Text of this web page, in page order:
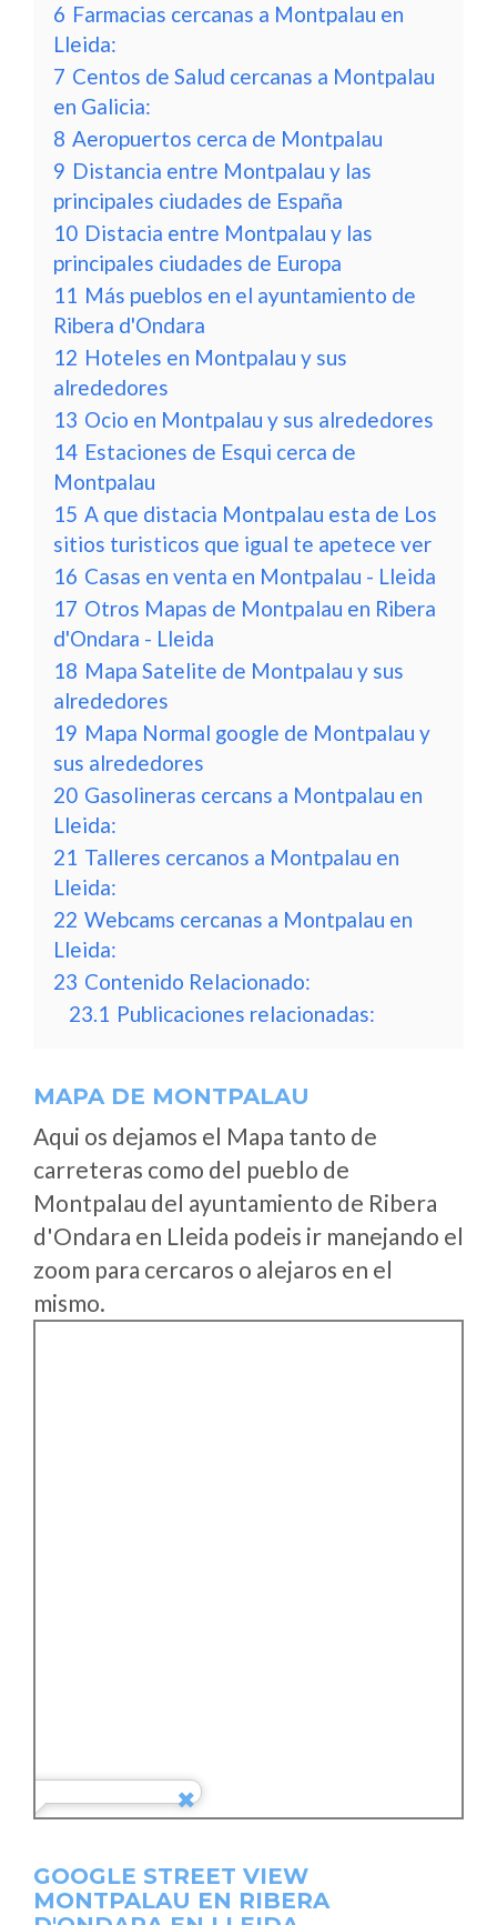
6 Farmacias cercanas a Montpalau en
Lleida:
7 Centos de Salud cercanas a Montpalau
en Galicia:
8 Aeropuertos cerca de Montpalau
9 Distancia entre Montpalau y las
principales ciudades de España
10 Distacia entre Montpalau y las
principales ciudades de Europa
11 Más pueblos en el ayuntamiento de
Ribera d'Ondara
12 Hoteles en Montpalau y sus
alrededores
13 Ocio en Montpalau y sus alrededores
14 Estaciones de Esqui cerca de
Montpalau
15 A que distacia Montpalau esta de Los
sitios turisticos que igual te apetece ver
16 Casas en venta en Montpalau - Lleida
17 Otros Mapas de Montpalau en Ribera
d'Ondara - Lleida
18 Mapa Satelite de Montpalau y sus
alrededores
19 Mapa Normal google de Montpalau y
sus alrededores
20 Gasolineras cercans a Montpalau en
Lleida:
21 Talleres cercanos a Montpalau en
Lleida:
22 Webcams cercanas a Montpalau en
Lleida:
23 Contenido Relacionado:
23.1 Publicaciones relacionadas:
MAPA DE MONTPALAU
Aqui os dejamos el Mapa tanto de
carreteras como del pueblo de
Montpalau del ayuntamiento de Ribera
d'Ondara en Lleida podeis ir manejando el
zoom para cercaros o alejaros en el
mismo.
GOOGLE STREET VIEW
MONTPALAU EN RIBERA